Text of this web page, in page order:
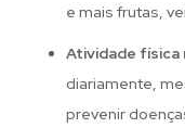
e mais frutas,
Atividade física
diariamente,
prevenir